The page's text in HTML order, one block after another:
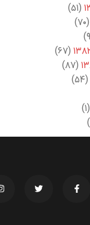
(۵۱)
(۷۰)
(۶۷)
(۸۷)
(۵۴)
(۱)